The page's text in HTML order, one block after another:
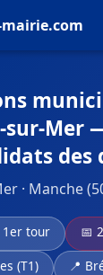
sur-Mer
des
· Manche
1er tour
📅
(T1)
📍